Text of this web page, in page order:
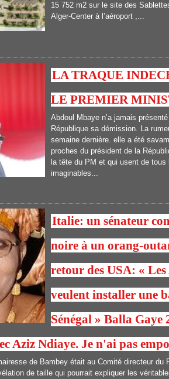
15 752 m2 sur le site des
Alger-Center à l’aéroport ,...
LA TRAQUE
LE PREMIER
Abdoul Mbaye n’a jamais
République sa démission. La
semaine dernière. elle a été
proches du président de la
la tête du PM et qui usent de
imaginables...
Italie: un sénateur
noire à un orang-
retour des USA: «
veulent installer une
Sénégal » Balla Gaye
Aziz Ndiaye. Je n'ai pas
de Bambey était au Comité directeur du
de taille qui pourrait expliquer les